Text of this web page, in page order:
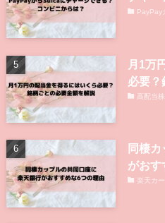
PayPay
月1万
必要？
高配当
同棲
がおす
楽天カー